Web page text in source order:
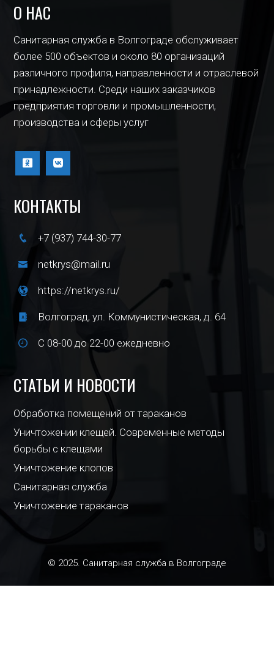
О НАС
Санитарная служба в Волгограде обслуживает
более 500 объектов и около 80 организаций
различного профиля, направленности и отраслевой
принадлежности. Среди наших заказчиков
предприятия торговли и промышленности,
производства и сферы услуг
КОНТАКТЫ
+7 (937) 744-30-77
netkrys@mail.ru
https://netkrys.ru/
Волгоград, ул. Коммунистическая, д. 64
С 08-00 до 22-00 ежедневно
СТАТЬИ И НОВОСТИ
Обработка помещений от тараканов
Уничтожении клещей. Современные методы
борьбы с клещами
Уничтожение клопов
Санитарная служба
Уничтожение тараканов
© 2025. Санитарная служба в Волгограде